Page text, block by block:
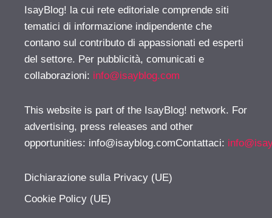
IsayBlog! la cui rete editoriale comprende siti
tematici di informazione indipendente che
contano sul contributo di appassionati ed esperti
del settore. Per pubblicità, comunicati e
collaborazioni: info@isayblog.com
This website is part of the IsayBlog! network. For
advertising, press releases and other
opportunities: info@isayblog.comContattaci:
Dichiarazione sulla Privacy (UE)
Cookie Policy (UE)